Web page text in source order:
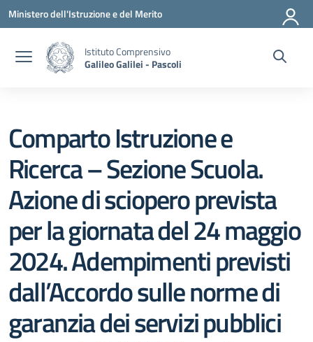
Vai ai contenuti
Vai al menu di navigazione
Vai al footer
Ministero dell'Istruzione e del Merito
Istituto Comprensivo
Galileo Galilei - Pascoli
Comparto Istruzione e
Ricerca – Sezione Scuola.
Azione di sciopero prevista
per la giornata del 24 maggio
2024. Adempimenti previsti
dall’Accordo sulle norme di
garanzia dei servizi pubblici